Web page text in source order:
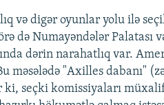
və digər oyunlar yolu ilə
də Numayəndələr Palatası
dərin narahatlıq var.
məsələdə "Axilles dabanı"
seçki komissiyaları